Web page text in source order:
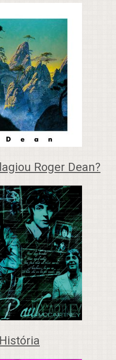
Roger Dean?